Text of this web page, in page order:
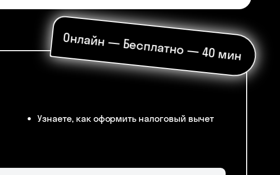
Онлайн — Бесплатно — 40 мин
Узнаете, как оформить налоговый вычет